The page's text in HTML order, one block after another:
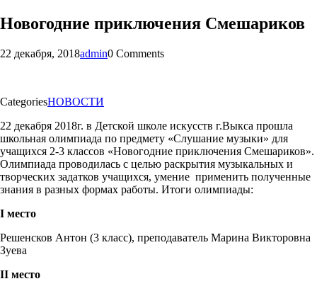
Новогодние приключения Смешариков
22 декабря, 2018admin0 Comments
CategoriesНОВОСТИ
22 декабря 2018г. в Детской школе искусств г.Выкса прошла
школьная олимпиада по предмету «Слушание музыки» для
учащихся 2-3 классов «Новогодние приключения Смешариков».
Олимпиада проводилась с целью раскрытия музыкальных и
творческих задатков учащихся, умение применить полученные
знания в разных формах работы. Итоги олимпиады:
I место
Решенсков Антон (3 класс), преподаватель Марина Викторовна
Зуева
II место